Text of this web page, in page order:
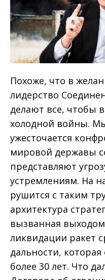
Похоже, что в
лидерство
делают все, чтобы
холодной войны.
ужесточается
мировой державы
представляют
устремлениям. На
рушится c таким
архитектура
вызванная
ликвидации ракет
дальности, которая
более 30 лет. Что